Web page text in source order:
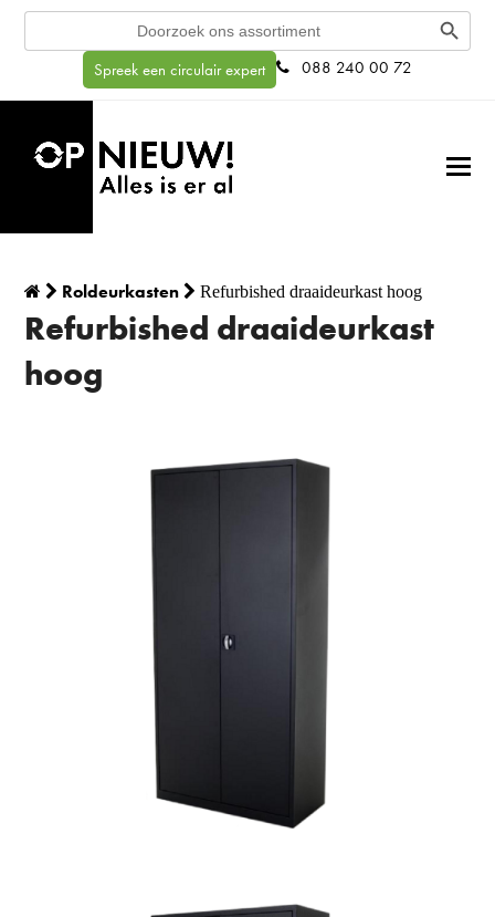
Search
Search Button
Spreek een circulair expert 088 240 00 72
Roldeurkasten Refurbished draaideurkast hoog
Refurbished draaideurkast
hoog